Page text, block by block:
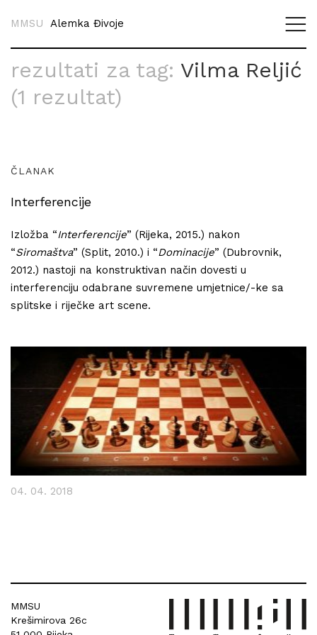
MMSU Alemka Đivoje
rezultati za tag: Vilma Reljić
(1 rezultat)
ČLANAK
Interferencije
Izložba “Interferencije” (Rijeka, 2015.) nakon
“Siromaštva” (Split, 2010.) i “Dominacije” (Dubrovnik,
2012.) nastoji na konstruktivan način dovesti u
interferenciju odabrane suvremene umjetnice/-ke sa
splitske i riječke art scene.
04. 04. 2018
MMSU
Krešimirova 26c